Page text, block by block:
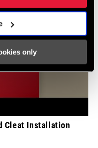
only
Gravel
Cleat Installation